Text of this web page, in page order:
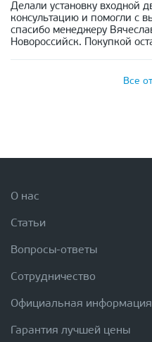
Делали установку входной
консультацию и помогли с
спасибо менеджеру
Новороссийск. Покупкой
Все
О нас
Статьи
Вопросы-ответы
Сотрудничество
Официальная информация
Гарантия лучшей цены